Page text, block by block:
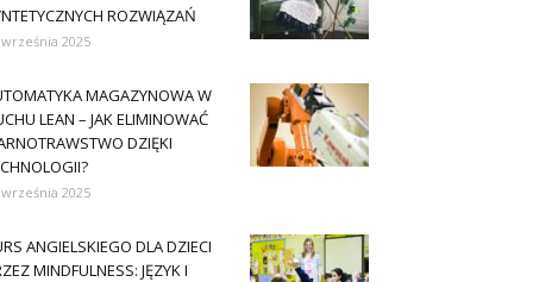
ROZWIĄZAŃ
2025
MAGAZYNOWA W
LEAN – JAK ELIMINOWAĆ
DZIĘKI
2025
ANGIELSKIEGO DLA DZIECI
MINDFULNESS: JĘZYK I